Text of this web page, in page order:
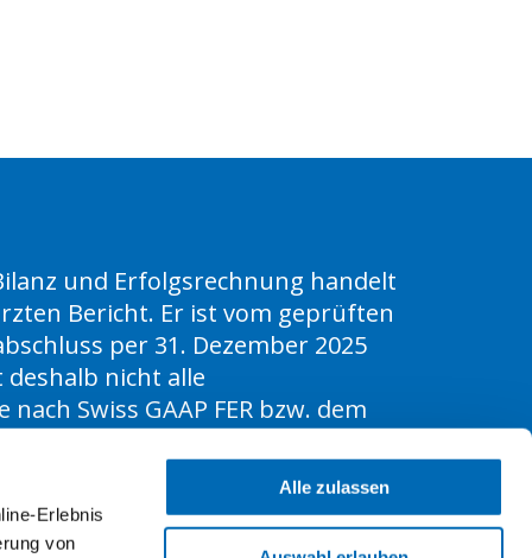
Erlebnis
von
Alle zulassen
und Erfolgsrechnung handelt
Bericht. Er ist vom geprüften
per 31. Dezember 2025
nicht alle
Swiss GAAP FER bzw. dem